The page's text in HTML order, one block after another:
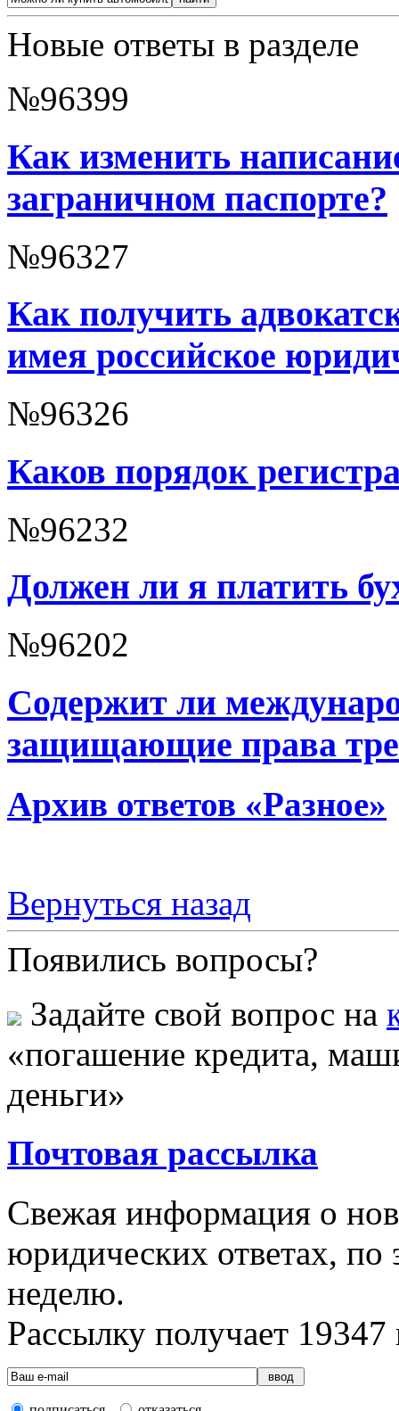
Новые ответы в разделе
№96399
Как изменить
заграничном паспорте?
№96327
Как получить
имея российское
№96326
Каков порядок
№96232
Должен ли я платить
№96202
Содержит ли
защищающие права
Архив ответов «Разное»
Вернуться назад
Появились вопросы?
Задайте свой вопрос на
«погашение кредита,
деньги»
Почтовая рассылка
Свежая информация о
юридических ответах, по
неделю.
Рассылку получает 19347